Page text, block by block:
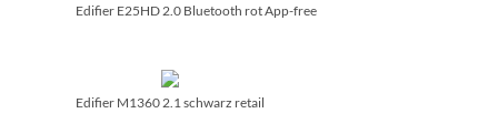
Edifier E25HD 2.0 Bluetooth rot App-free
Edifier M1360 2.1 schwarz retail